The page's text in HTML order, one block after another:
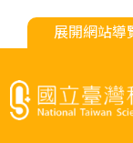
展開網站導